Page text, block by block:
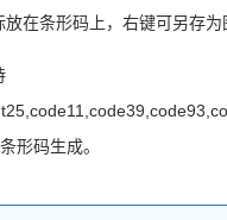
在条形码上，右键可另存为
形码生成。